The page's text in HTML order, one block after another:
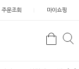
주문조회 마이쇼핑
검